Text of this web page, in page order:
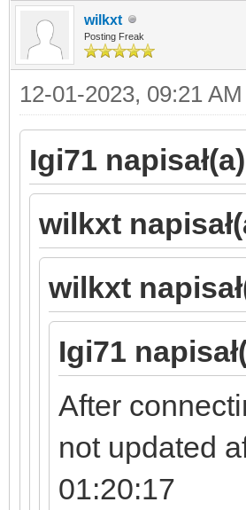
wilkxt
Posting Freak
12-01-2023, 09:21 AM
Igi71
wilkxt
wilkxt
Igi71
After
not updated
01:20:17